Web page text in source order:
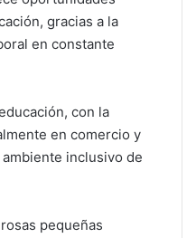
gracias a la
en constante
con la
en comercio y
inclusivo de
pequeñas